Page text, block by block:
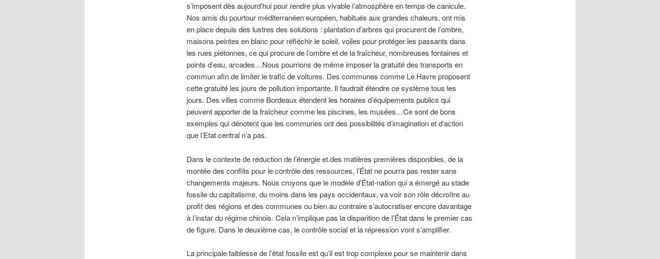
s’imposent dès aujourd’hui pour rendre plus vivable l’atmosphère en temps de canicule.
Nos amis du pourtour méditerranéen européen, habitués aux grandes chaleurs, ont mis
en place depuis des lustres des solutions : plantation d’arbres qui procurent de l’ombre,
maisons peintes en blanc pour réfléchir le soleil, voiles pour protéger les passants dans
les rues piétonnes, ce qui procure de l’ombre et de la fraîcheur, nombreuses fontaines et
points d’eau, arcades…Nous pourrions de même imposer la gratuité des transports en
commun afin de limiter le trafic de voitures. Des communes comme Le Havre proposent
cette gratuité les jours de pollution importante. Il faudrait étendre ce système tous les
jours. Des villes comme Bordeaux étendent les horaires d’équipements publics qui
peuvent apporter de la fraîcheur comme les piscines, les musées…Ce sont de bons
exemples qui dénotent que les communes ont des possibilités d’imagination et d’action
que l’Etat central n’a pas.
Dans le contexte de réduction de l’énergie et des matières premières disponibles, de la
montée des conflits pour le contrôle des ressources, l’État ne pourra pas rester sans
changements majeurs. Nous croyons que le modèle d’État-nation qui a émergé au stade
fossile du capitalisme, du moins dans les pays occidentaux, va voir son rôle décroître au
profit des régions et des communes ou bien au contraire s’autocratiser encore davantage
à l’instar du régime chinois. Cela n’implique pas la disparition de l’État dans le premier cas
de figure. Dans le deuxième cas, le contrôle social et la répression vont s’amplifier.
La principale faiblesse de l’état fossile est qu’il est trop complexe pour se maintenir dans